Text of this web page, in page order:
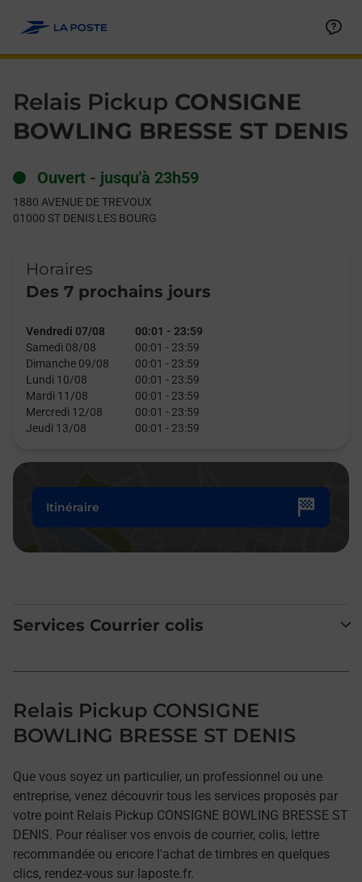
Relais Pickup CONSIGNE
BOWLING BRESSE ST DENIS
Ouvert - jusqu'à 23h59
1880 AVENUE DE TREVOUX
01000 ST DENIS LES BOURG
Horaires
Des 7 prochains jours
Vendredi 07/08 00:01 - 23:59
Samedi 08/08
00:01 - 23:59
Dimanche 09/08
00:01 - 23:59
Lundi 10/08
00:01 - 23:59
Mardi 11/08
00:01 - 23:59
Mercredi 12/08
00:01 - 23:59
Jeudi 13/08
00:01 - 23:59
Itinéraire
Services Courrier colis
Relais Pickup CONSIGNE
BOWLING BRESSE ST DENIS
Que vous soyez un particulier, un professionnel ou une
entreprise, venez découvrir tous les services proposés par
votre point Relais Pickup CONSIGNE BOWLING BRESSE ST
DENIS. Pour réaliser vos envois de courrier, colis, lettre
recommandée ou encore l'achat de timbres en quelques
clics, rendez-vous sur laposte.fr.